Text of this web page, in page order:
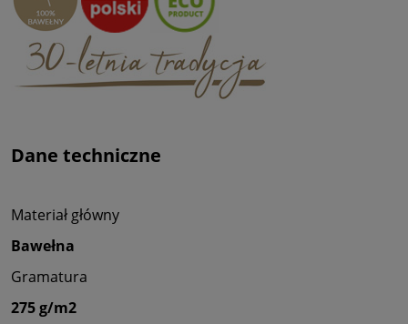
Dane techniczne
Materiał główny
Bawełna
Gramatura
275 g/m2